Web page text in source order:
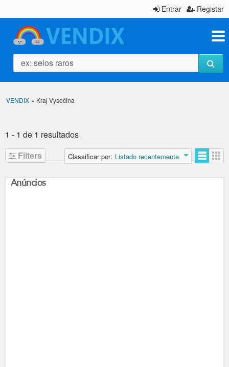
Entrar Registar
ex: selos raros
VENDIX » Kraj Vysočina
1 - 1 de 1 resultados
Filters
Classificar por: Listado recentemente
Anúncios